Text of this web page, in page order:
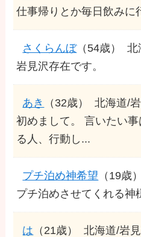
仕事帰りとか毎日飲みに
さくらんぼ（54歳）
北
岩見沢存在です。
あき （32歳）
北海道/
初めまして。 言いたい
る人、行動し...
プチ泊め神希望 （19歳）
プチ泊めさせてくれる神
は （21歳） 北海道/岩